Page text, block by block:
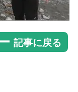
記事に戻る